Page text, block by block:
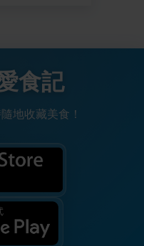
食記
地收藏美食！